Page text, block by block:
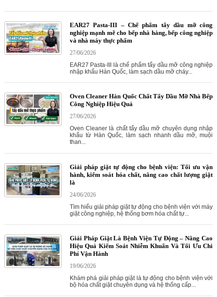
EAR27 Pasta-III – Chế phẩm tẩy dầu mỡ công
nghiệp mạnh mẽ cho bếp nhà hàng, bếp công nghiệp
và nhà máy thực phẩm
27/06/2026
EAR27 Pasta-III là chế phẩm tẩy dầu mỡ công nghiệp
nhập khẩu Hàn Quốc, làm sạch dầu mỡ cháy...
Oven Cleaner Hàn Quốc Chất Tẩy Dầu Mỡ Nhà Bếp
Công Nghiệp Hiệu Quả
27/06/2026
Oven Cleaner là chất tẩy dầu mỡ chuyên dụng nhập
khẩu từ Hàn Quốc, làm sạch nhanh dầu mỡ, muội
than...
Giải pháp giặt tự động cho bệnh viện: Tối ưu vận
hành, kiểm soát hóa chất, nâng cao chất lượng giặt
là
24/06/2026
Tìm hiểu giải pháp giặt tự động cho bệnh viện với máy
giặt công nghiệp, hệ thống bơm hóa chất tự...
Giải Pháp Giặt Là Bệnh Viện Tự Động – Nâng Cao
Hiệu Quả Kiểm Soát Nhiễm Khuẩn Và Tối Ưu Chi
Phí Vận Hành
19/06/2026
Khám phá giải pháp giặt là tự động cho bệnh viện với
bộ hóa chất giặt chuyên dụng và hệ thống cấp...